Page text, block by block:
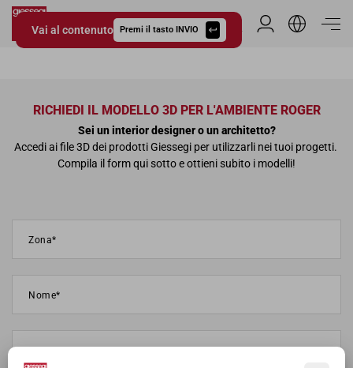
Vai al contenuto Premi il tasto INVIO
Giessegi.it
Area Riservata
RICHIEDI IL MODELLO 3D PER L'AMBIENTE ROGER
Sei un interior designer o un architetto?
Accedi ai file 3D dei prodotti Giessegi per utilizzarli nei tuoi progetti.
Compila il form qui sotto e ottieni subito i modelli!